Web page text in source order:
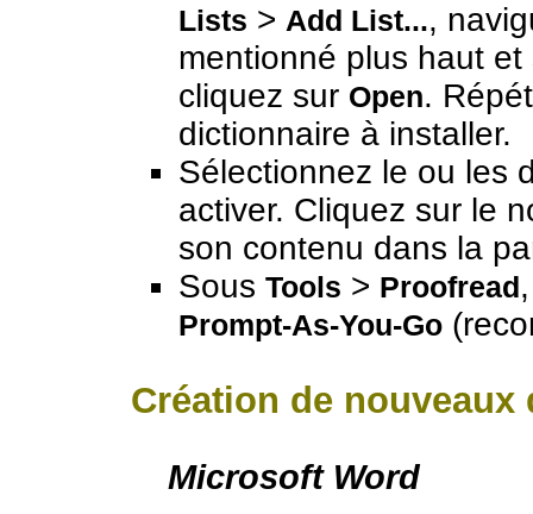
Lists > Add List...,
mentionné plus haut
cliquez sur Open.
dictionnaire à installer.
Sélectionnez le ou les
activer. Cliquez sur le
son contenu dans la
Sous Tools > Proofread
Prompt-As-You-Go
Création de
Microsoft Word